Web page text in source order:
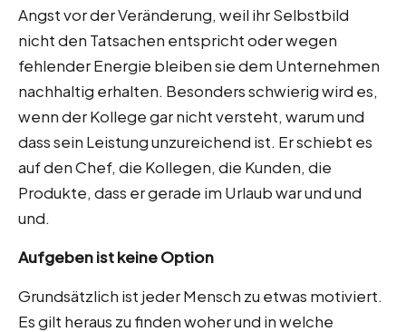
Angst vor der Veränderung, weil ihr Selbstbild
nicht den Tatsachen entspricht oder wegen
fehlender Energie bleiben sie dem Unternehmen
nachhaltig erhalten. Besonders schwierig wird es,
wenn der Kollege gar nicht versteht, warum und
dass sein Leistung unzureichend ist. Er schiebt es
auf den Chef, die Kollegen, die Kunden, die
Produkte, dass er gerade im Urlaub war und und
und.
Aufgeben ist keine Option
Grundsätzlich ist jeder Mensch zu etwas motiviert.
Es gilt heraus zu finden woher und in welche